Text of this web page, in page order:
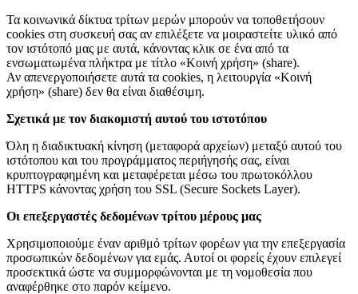
Τα κοινωνικά δίκτυα τρίτων μερών μπορούν να τοποθετήσουν
cookies στη συσκευή σας αν επιλέξετε να μοιραστείτε υλικό από
τον ιστότοπό μας με αυτά, κάνοντας κλικ σε ένα από τα
ενσωματωμένα πλήκτρα με τίτλο «Κοινή χρήση» (share).
Αν απενεργοποιήσετε αυτά τα cookies, η λειτουργία «Κοινή
χρήση» (share) δεν θα είναι διαθέσιμη.
Σχετικά με τον διακομιστή αυτού του ιστοτόπου
Όλη η διαδικτυακή κίνηση (μεταφορά αρχείων) μεταξύ αυτού του
ιστότοπου και του προγράμματος περιήγησής σας, είναι
κρυπτογραφημένη και μεταφέρεται μέσω του πρωτοκόλλου
HTTPS κάνοντας χρήση του SSL (Secure Sockets Layer).
Οι επεξεργαστές δεδομένων τρίτου μέρους μας
Χρησιμοποιούμε έναν αριθμό τρίτων φορέων για την επεξεργασία
προσωπικών δεδομένων για εμάς. Αυτοί οι φορείς έχουν επιλεγεί
προσεκτικά ώστε να συμμορφώνονται με τη νομοθεσία που
αναφέρθηκε στο παρόν κείμενο.